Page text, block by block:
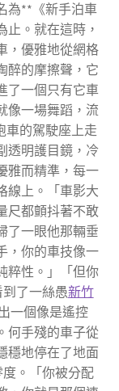
為**《新手泊車
止。就在這時，
，優雅地從網格
醉的摩擦聲，它
了一個只有它車
像一場舞蹈，流
車的駕駛座上走
透明護目鏡，冷
雅而精準，每一
線上。「車影大
尺都顫抖著不敢
了一眼他那輛垂
，你的車技像一
粹性。」「但你
了一絲愚新竹
一個像是遙控
何手殘的車子從
穩地停在了地面
。「你被分配